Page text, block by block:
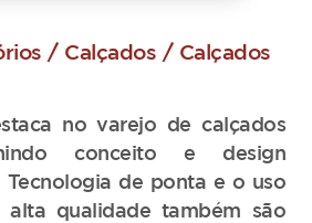
/ Calçados / Calçados
no varejo de calçados
conceito e design
Tecnologia de ponta e o uso
alta qualidade também são